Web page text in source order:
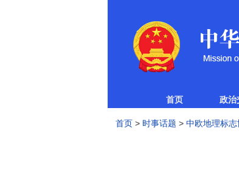
首页 政治
首页 > 时事话题 > 中欧地理标